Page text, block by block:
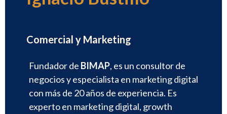
Comercial y Marketing
Fundador de BIMAP, es un consultor de
negocios y especialista en marketing digital
con más de 20 años de experiencia. Es
experto en marketing digital, growth